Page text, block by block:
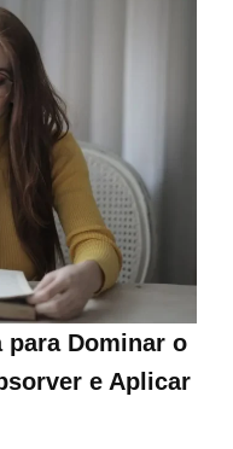
para Dominar o
e Aplicar